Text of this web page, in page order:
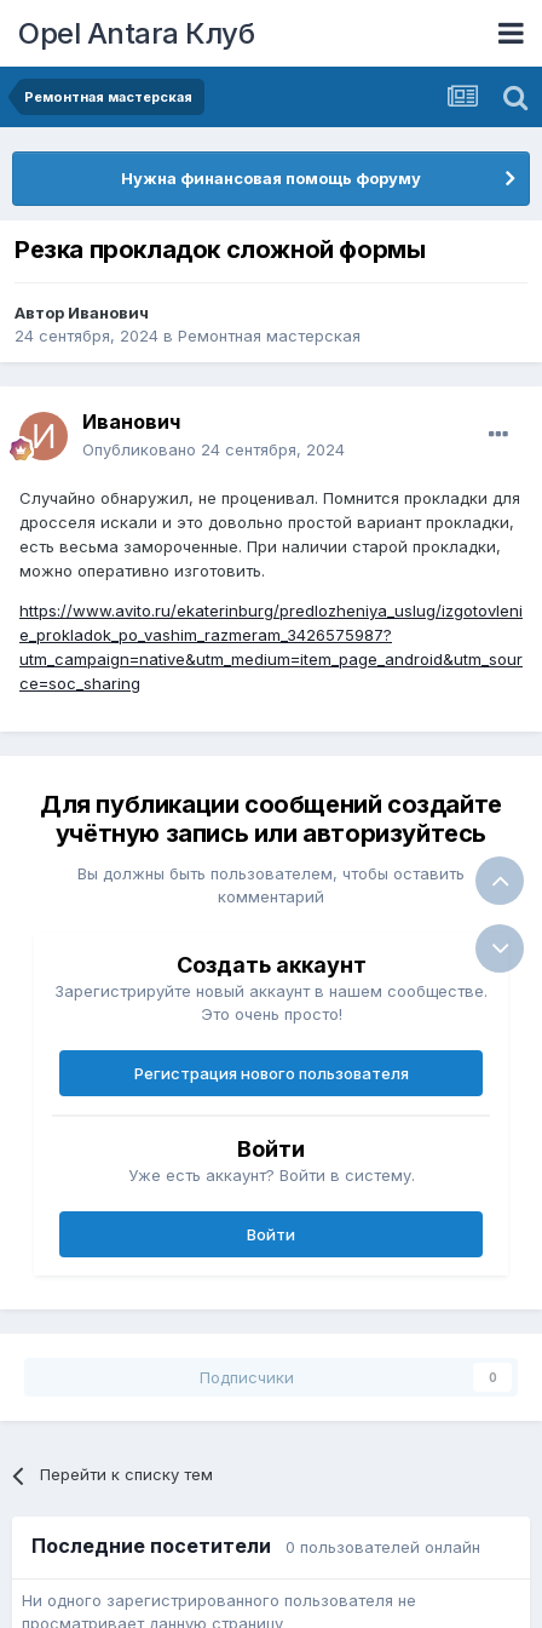
Opel Antara Клуб
Ремонтная мастерская
Нужна финансовая помощь форуму
Резка прокладок сложной формы
Автор Иванович
24 сентября, 2024 в Ремонтная мастерская
Иванович
Опубликовано 24 сентября, 2024
Случайно обнаружил, не проценивал. Помнится прокладки для
дросселя искали и это довольно простой вариант прокладки,
есть весьма замороченные. При наличии старой прокладки,
можно оперативно изготовить.
https://www.avito.ru/ekaterinburg/predlozheniya_uslug/izgotovleni
e_prokladok_po_vashim_razmeram_3426575987?
utm_campaign=native&utm_medium=item_page_android&utm_sour
ce=soc_sharing
Для публикации сообщений создайте
учётную запись или авторизуйтесь
Вы должны быть пользователем, чтобы оставить
комментарий
Создать аккаунт
Зарегистрируйте новый аккаунт в нашем сообществе.
Это очень просто!
Регистрация нового пользователя
Войти
Уже есть аккаунт? Войти в систему.
Войти
Подписчики 0
Перейти к списку тем
Последние посетители 0 пользователей онлайн
Ни одного зарегистрированного пользователя не
просматривает данную страницу